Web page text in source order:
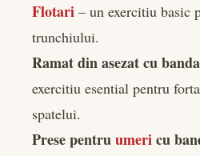
Flotari – un exercitiu basic
trunchiului.
Ramat din asezat cu
exercitiu esential pentru
spatelui.
Prese pentruumericu